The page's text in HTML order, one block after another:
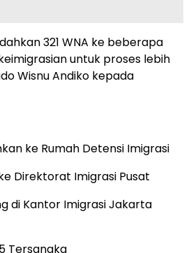
321 WNA ke beberapa
untuk proses lebih
Wisnu Andiko kepada
ke Rumah Detensi Imigrasi
Direktorat Imigrasi Pusat
di Kantor Imigrasi Jakarta
Tersangka